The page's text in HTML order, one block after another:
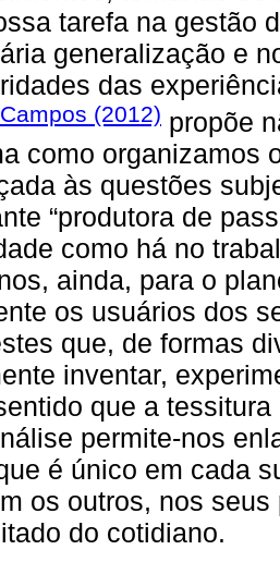
tarefa na gestão
generalização e
das
(2012) propõe
como organizamos
às questões
“produtora de
como há no
ainda, para o
os usuários dos
que, de formas
inventar,
que a
permite-nos
é único em cada
os outros, nos
do cotidiano.